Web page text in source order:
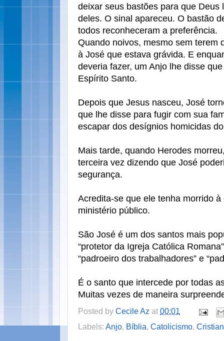
deixar seus bastões para que Deus
deles. O sinal apareceu. O bastão
todos reconheceram a preferência.
Quando noivos, mesmo sem terem
à José que estava grávida. E
deveria fazer, um Anjo lhe disse
Espírito Santo.
Depois que Jesus nasceu, José
que lhe disse para fugir com sua
escapar dos desígnios homicidas
Mais tarde, quando Herodes
terceira vez dizendo que José
segurança.
Acredita-se que ele tenha morrido
ministério público.
São José é um dos santos mais
“protetor da Igreja Católica
“padroeiro dos trabalhadores” e
É o santo que intercede por todas
Muitas vezes de maneira
Posted by Cecile Az at 00:01
Labels: Anjo, Bíblia, Catolicismo,